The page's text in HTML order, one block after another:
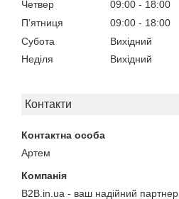
Четвер
09:00
18:00
Пʼятниця
09:00
18:00
Субота
Вихідний
Неділя
Вихідний
Контакти
Артем
B2B.in.ua - ваш надійний партнер